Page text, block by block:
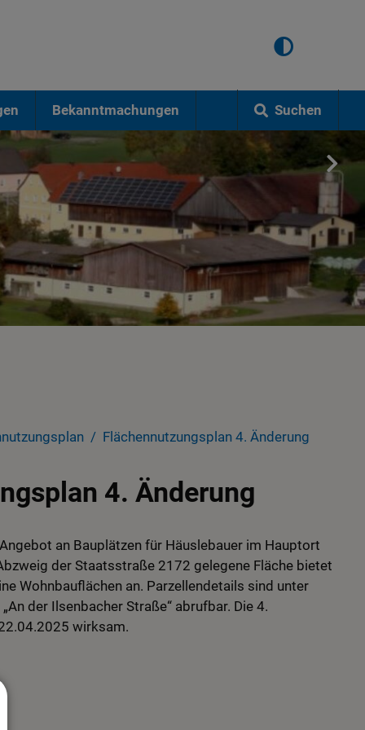
Suchen
Bekanntmachungen
Flächennutzungsplan 4. Änderung
4. Änderung
an Bauplätzen für Häuslebauer im Hauptort
der Staatsstraße 2172 gelegene Fläche bietet
Wohnbauflächen an. Parzellendetails sind unter
der Ilsenbacher Straße“ abrufbar. Die 4.
wirksam.